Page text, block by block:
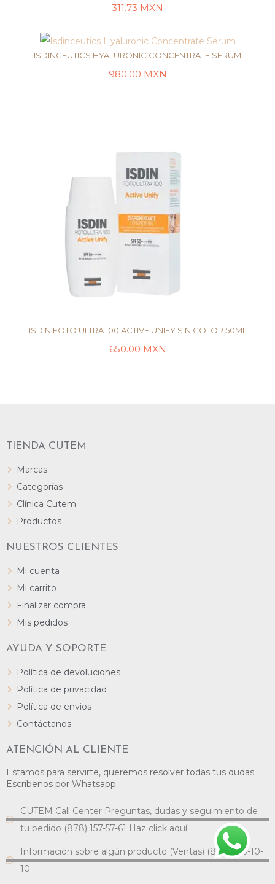
311.73 MXN
ISDINCEUTICS HYALURONIC CONCENTRATE SERUM
980.00 MXN
ISDIN FOTO ULTRA 100 ACTIVE UNIFY SIN COLOR 50ML
650.00 MXN
TIENDA CUTEM
Marcas
Categorías
Clínica Cutem
Productos
NUESTROS CLIENTES
Mi cuenta
Mi carrito
Finalizar compra
Mis pedidos
AYUDA Y SOPORTE
Política de devoluciones
Política de privacidad
Política de envios
Contáctanos
ATENCIÓN AL CLIENTE
Estamos para servirte, queremos resolver todas tus dudas.
Escríbenos por Whatsapp
CUTEM Call Center Preguntas, dudas y seguimiento de
tu pedido (878) 157-57-61 Haz click aquí
Información sobre algún producto (Ventas) (878) 138-10-
10